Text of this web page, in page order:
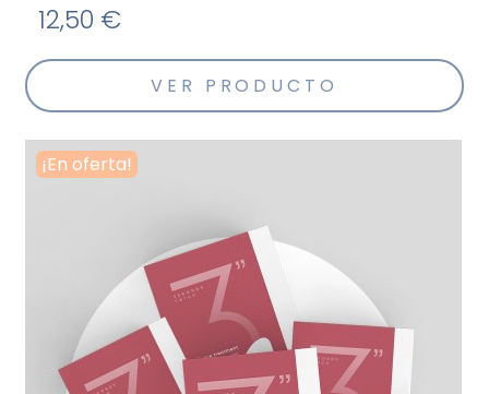
12,50 €
VER PRODUCTO
¡En oferta!